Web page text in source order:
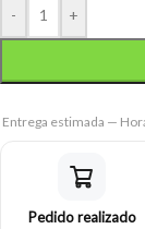
- +
Entrega estimada —
Pedido realizado